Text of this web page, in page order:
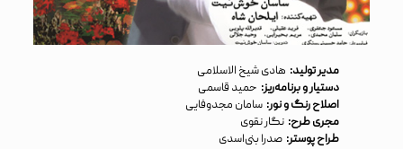
مدیر تولید: هادی شیخ الاسلامی
دستیار و برنامه‌ریز: حمید قاسمی
اصلاح رنگ و نور: سامان مجد‌وفایی
مجری طرح: نگار نقوی
طراح پوستر: صدرا بنی‌اسدی